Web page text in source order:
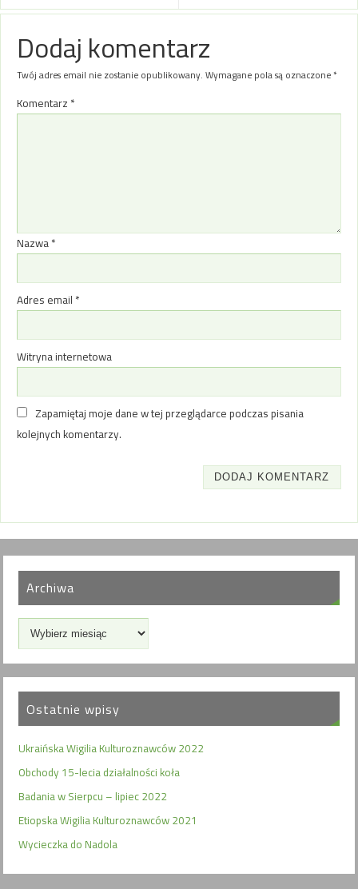
Dodaj komentarz
Twój adres email nie zostanie opublikowany. Wymagane pola są oznaczone*
Komentarz *
Nazwa *
Adres email *
Witryna internetowa
Zapamiętaj moje dane w tej przeglądarce podczas pisania
kolejnych komentarzy.
Archiwa
Ostatnie wpisy
Ukraińska Wigilia Kulturoznawców 2022
Obchody 15-lecia działalności koła
Badania w Sierpcu – lipiec 2022
Etiopska Wigilia Kulturoznawców 2021
Wycieczka do Nadola